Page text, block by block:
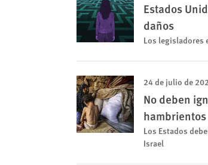
Estados
daños
Los legisladores
24 de julio de
No deben
hambrientos
Los Estados
Israel